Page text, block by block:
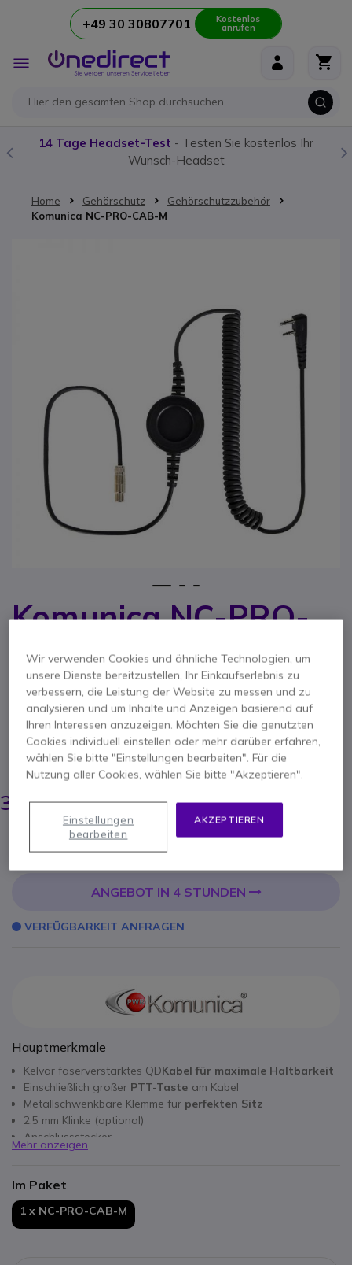
Zum Inhalt springen+49 30 30807701 Kostenlos
anrufen
Navigation
umschalten
14 Tage Headset-Test - Testen Sie kostenlos Ihr
Wunsch-Headset
Home Gehörschutz
Gehörschutzzubehör
Komunica NC-PRO-CAB-M
Komunica NC-PRO-
CAB-M
Produkt-Referenz: KOMNCPROCABM // Hersteller-Referenz: NC-PRO-
CAB-M
Quick-Disconnect-Kabel mit großer PTT-Taste
am Kabel und 2-poligem Stecker für Motorola,
ideal für Headsets der NC-PRO-Serie.
ERSPARNIS 4,00 €
39,95 €- 47,54 €
ANGEBOT IN 4 STUNDEN
VERFÜGBARKEIT ANFRAGEN
Hauptmerkmale
Kelvar faserverstärktes QDKabel für maximale Haltbarkeit
Einschließlich großer PTT-Taste am Kabel
Metallschwenkbare Klemme für perfekten Sitz
2,5 mm Klinke (optional)
Anschlussstecker
ExklusivesKomunica Produkt
.
Mehr anzeigen
Im Paket
1 x NC-PRO-CAB-M
Zum Anfang der Bildgalerie springen
Wir verwenden Cookies und ähnliche Technologien, um
unsere Dienste bereitzustellen, Ihr Einkaufserlebnis zu
verbessern, die Leistung der Website zu messen und zu
analysieren und um Inhalte und Anzeigen basierend auf
Ihren Interessen anzuzeigen. Möchten Sie die genutzten
Cookies individuell einstellen oder mehr darüber erfahren,
wählen Sie bitte "Einstellungen bearbeiten". Für die
Nutzung aller Cookies, wählen Sie bitte "Akzeptieren".
AKZEPTIEREN
Einstellungen
bearbeiten